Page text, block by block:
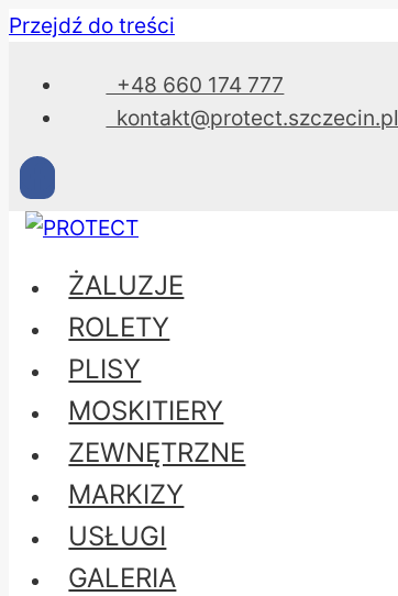
Przejdź do treści
+48 660 174 777
kontakt@protect.szczecin.pl
ŻALUZJE
ROLETY
PLISY
MOSKITIERY
ZEWNĘTRZNE
MARKIZY
USŁUGI
GALERIA